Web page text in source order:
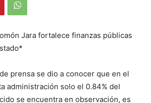
Jara fortalece finanzas públicas
prensa se dio a conocer que en el
administración solo el 0.84% del
se encuentra en observación, es